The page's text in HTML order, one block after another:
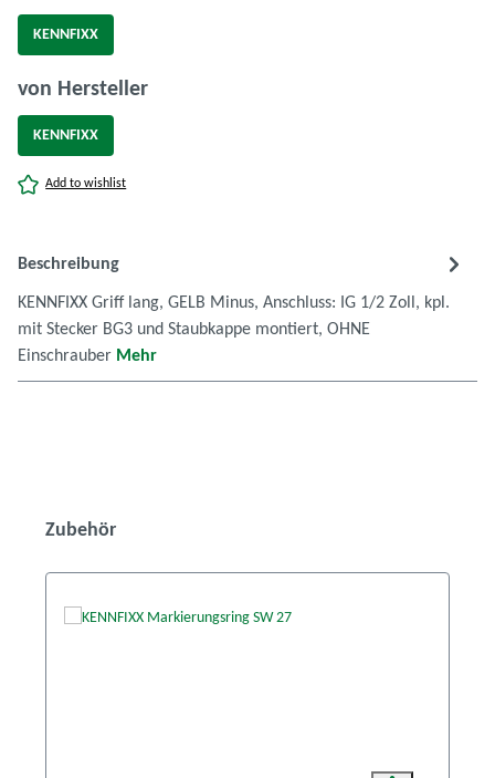
KENNFIXX
von Herstellerauswählen
KENNFIXX
Add to wishlist
Beschreibung
KENNFIXX Griff lang, GELB Minus, Anschluss: IG 1/2 Zoll, kpl.
mit Stecker BG3 und Staubkappe montiert, OHNE
Einschrauber Mehr
Produktgalerie überspringen
Zubehör